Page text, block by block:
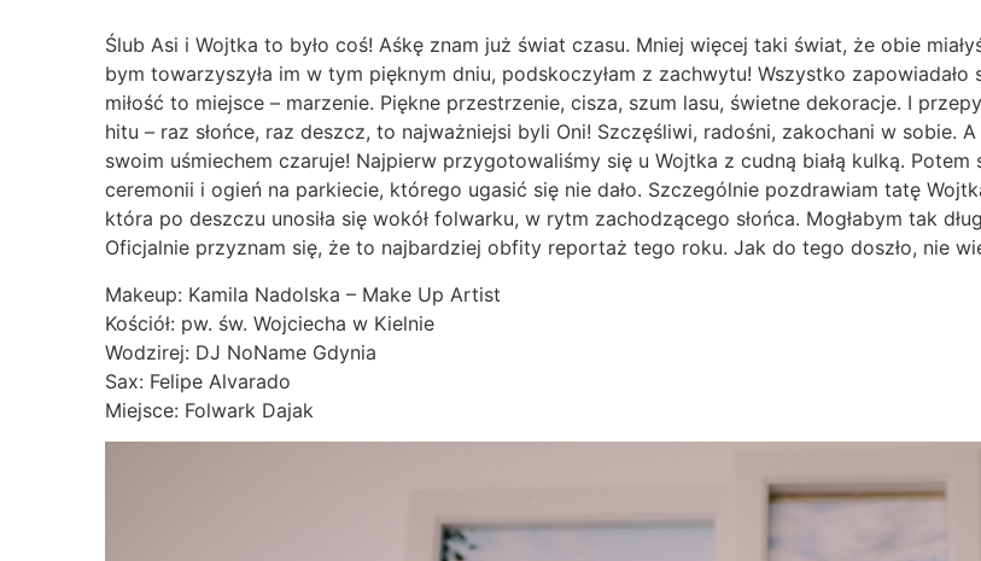
Ślub Asi i Wojtka to było coś! Aśkę znam już świat czasu. Mniej więcej taki świat, że obie
bym towarzyszyła im w tym pięknym dniu, podskoczyłam z zachwytu! Wszystko
miłość to miejsce – marzenie. Piękne przestrzenie, cisza, szum lasu, świetne dekoracje. I
hitu – raz słońce, raz deszcz, to najważniejsi byli Oni! Szczęśliwi, radośni, zakochani w sobie.
swoim uśmiechem czaruje! Najpierw przygotowaliśmy się u Wojtka z cudną białą kulką.
ceremonii i ogień na parkiecie, którego ugasić się nie dało. Szczególnie pozdrawiam tatę
która po deszczu unosiła się wokół folwarku, w rytm zachodzącego słońca. Mogłabym tak
Oficjalnie przyznam się, że to najbardziej obfity reportaż tego roku. Jak do tego doszło, nie
Makeup: Kamila Nadolska – Make Up Artist
Kościół: pw. św. Wojciecha w Kielnie
Wodzirej: DJ NoName Gdynia
Sax: Felipe Alvarado
Miejsce: Folwark Dajak